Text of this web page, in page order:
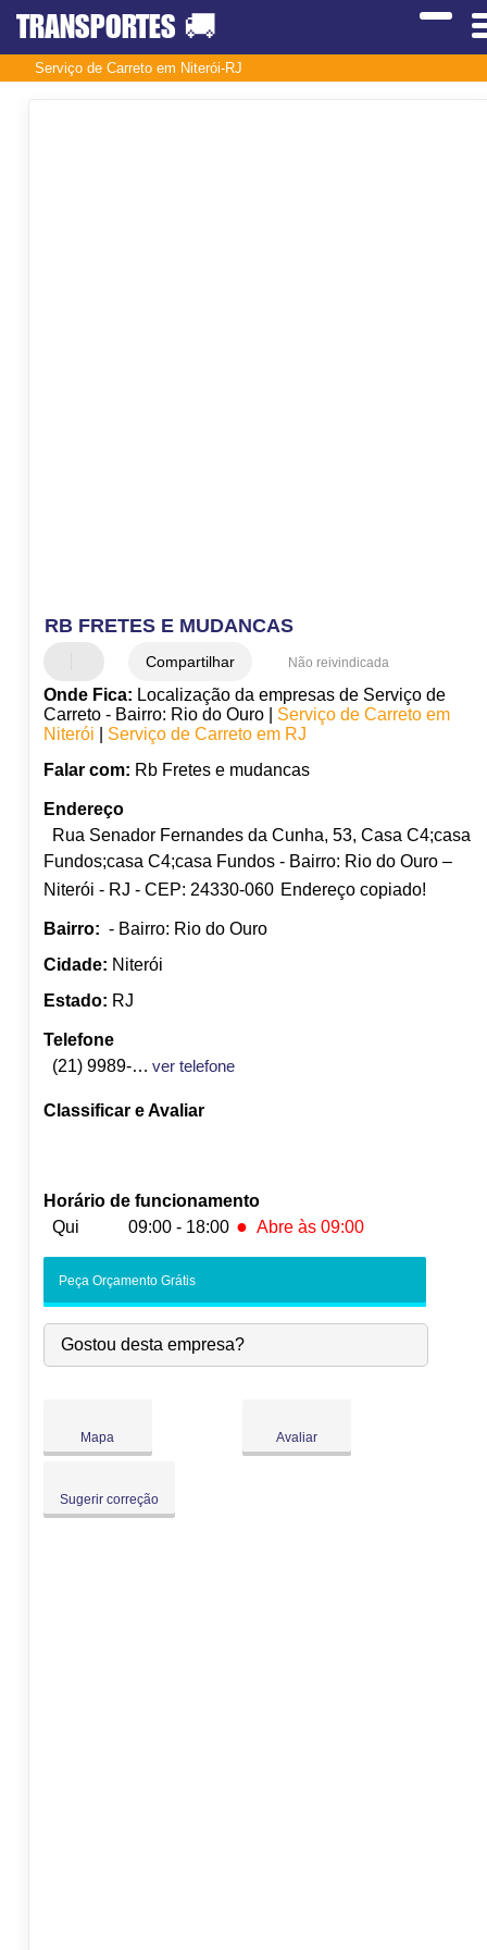
TRANSPORTES 🚚
Serviço de Carreto em Niterói-RJ
RB FRETES E MUDANCAS
Compartilhar Não reivindicada
Onde Fica: Localização da empresas de Serviço de
Carreto - Bairro: Rio do Ouro | Serviço de Carreto em
Niterói
Serviço de Carreto em RJ
Falar com: Rb Fretes e mudancas
Endereço
Rua Senador Fernandes da Cunha, 53, Casa C4;casa
Fundos;casa C4;casa Fundos - Bairro: Rio do Ouro –
Niterói - RJ - CEP: 24330-060 Endereço copiado!
Bairro: - Bairro: Rio do Ouro
Cidade: Niterói
Estado: RJ
Telefone
(21) 9989-4933
ver telefone
Classificar e Avaliar
Horário de funcionamento
Qui
09:00 - 18:00 ● Abre às 09:00
-
Qua:
09:00-18:00
Qui:
09:00-18:00 ●
Peça Orçamento Grátis
Gostou desta empresa?
Mapa Avaliar
Sugerir correção